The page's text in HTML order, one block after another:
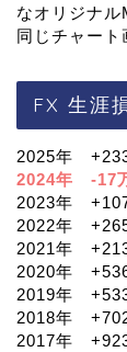
なオリジナル
同じチャート
FX 生涯
2025年
2024年 -17
2023年
2022年
2021年
2020年
2019年
2018年
2017年